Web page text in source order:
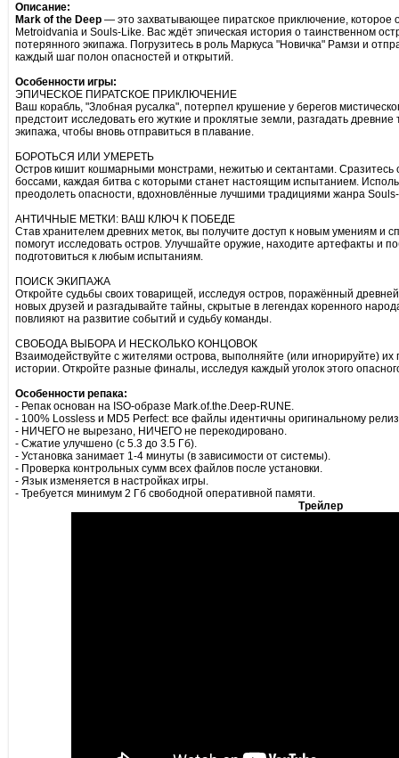
Описание:
Mark of the Deep — это захватывающее пиратское приключение,
Metroidvania и Souls-Like. Вас ждёт эпическая история о таинственном
потерянного экипажа. Погрузитесь в роль Маркуса "Новичка" Рамзи и
каждый шаг полон опасностей и открытий.
Особенности игры:
ЭПИЧЕСКОЕ ПИРАТСКОЕ ПРИКЛЮЧЕНИЕ
Ваш корабль, "Злобная русалка", потерпел крушение у берегов
предстоит исследовать его жуткие и проклятые земли, разгадать
экипажа, чтобы вновь отправиться в плавание.
БОРОТЬСЯ ИЛИ УМЕРЕТЬ
Остров кишит кошмарными монстрами, нежитью и сектантами. Сразитесь
боссами, каждая битва с которыми станет настоящим испытанием.
преодолеть опасности, вдохновлённые лучшими традициями жанра
АНТИЧНЫЕ МЕТКИ: ВАШ КЛЮЧ К ПОБЕДЕ
Став хранителем древних меток, вы получите доступ к новым умениям и
помогут исследовать остров. Улучшайте оружие, находите артефакты и
подготовиться к любым испытаниям.
ПОИСК ЭКИПАЖА
Откройте судьбы своих товарищей, исследуя остров, поражённый
новых друзей и разгадывайте тайны, скрытые в легендах коренного
повлияют на развитие событий и судьбу команды.
СВОБОДА ВЫБОРА И НЕСКОЛЬКО КОНЦОВОК
Взаимодействуйте с жителями острова, выполняйте (или игнорируйте)
истории. Откройте разные финалы, исследуя каждый уголок этого
Особенности репака:
- Репак основан на ISO-образе Mark.of.the.Deep-RUNE.
- 100% Lossless и MD5 Perfect: все файлы идентичны оригинальному
- НИЧЕГО не вырезано, НИЧЕГО не перекодировано.
- Сжатие улучшено (с 5.3 до 3.5 Гб).
- Установка занимает 1-4 минуты (в зависимости от системы).
- Проверка контрольных сумм всех файлов после установки.
- Язык изменяется в настройках игры.
- Требуется минимум 2 Гб свободной оперативной памяти.
Трейлер